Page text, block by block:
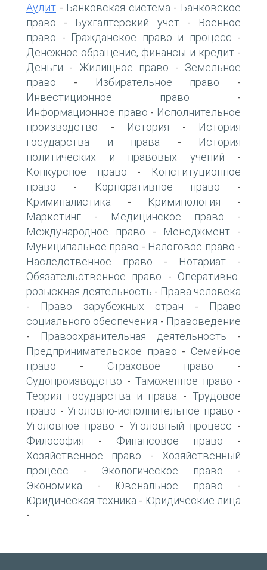
Аудит - Банковская система - Банковское
право - Бухгалтерский учет-
Военное
право - Гражданское право и процесс -
Денежное обращение, финансы и кредит-
Деньги - Жилищное право - Земельное
право - Избирательное право -
Инвестиционное право -
Информационное право - Исполнительное
производство - История -
История
государства и права -
История
политических и правовых учений -
Конкурсное право -
Конституционное
право - Корпоративное право -
Криминалистика - Криминология -
Маркетинг - Медицинское право -
Международное право - Менеджмент -
Муниципальное право - Налоговое право -
Наследственное право - Нотариат -
Обязательственное право - Оперативно-
розыскная деятельность - Права человека
- Право зарубежных стран -
Право
социального обеспечения - Правоведение
- Правоохранительная деятельность -
Предпринимательское право - Семейное
право - Страховое право -
Судопроизводство - Таможенное право -
Теория государства и права -Трудовое
право - Уголовно-исполнительное право -
Уголовное право - Уголовный процесс -
Философия - Финансовое право -
Хозяйственное право - Хозяйственный
процесс - Экологическое право -
Экономика - Ювенальное право -
Юридическая техника - Юридические лица
-